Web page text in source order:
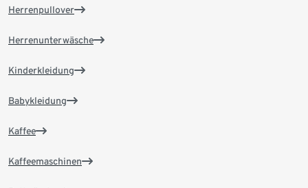
Herrenpullover
Herrenunterwäsche
Kinderkleidung
Babykleidung
Kaffee
Kaffeemaschinen